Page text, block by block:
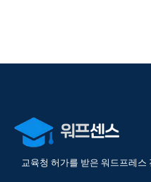
교육청 허가를 받은 워드프레스